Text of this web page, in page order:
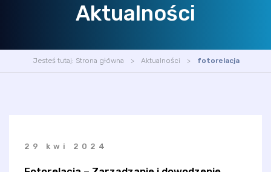
OGŁOSZENIA
DEKLARACJA DOSTĘPNOŚCI
Aktualności
Jesteś tutaj: Strona główna Aktualności fotorelacja
29 kwi 2024